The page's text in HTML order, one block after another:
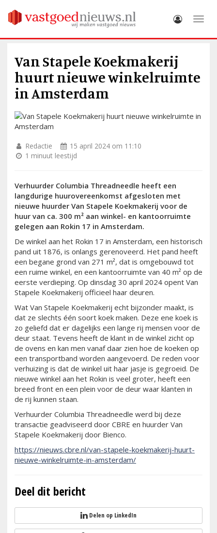
Van Stapele Koekmakerij
huurt nieuwe winkelruimte
in Amsterdam
Redactie
15 april 2024 om 11:10
1 minuut leestijd
Verhuurder Columbia Threadneedle heeft een
langdurige huurovereenkomst afgesloten met
nieuwe huurder Van Stapele Koekmakerij voor de
huur van ca. 300 m² aan winkel- en kantoorruimte
gelegen aan Rokin 17 in Amsterdam.
De winkel aan het Rokin 17 in Amsterdam, een historisch
pand uit 1876, is onlangs gerenoveerd. Het pand heeft
een begane grond van 271 m², dat is omgebouwd tot
een ruime winkel, en een kantoorruimte van 40 m² op de
eerste verdieping. Op dinsdag 30 april 2024 opent Van
Stapele Koekmakerij officieel haar deuren.
Wat Van Stapele Koekmakerij echt bijzonder maakt, is
dat ze slechts één soort koek maken. Deze ene koek is
zo geliefd dat er dagelijks een lange rij mensen voor de
deur staat. Tevens heeft de klant in de winkel zicht op
de ovens en kan men vanaf daar zien hoe de koeken op
een transportband worden aangevoerd. De reden voor
verhuizing is dat de winkel uit haar jasje is gegroeid. De
nieuwe winkel aan het Rokin is veel groter, heeft een
breed front en een plein voor de deur waar klanten in
de rij kunnen staan.
Verhuurder Columbia Threadneedle werd bij deze
transactie geadviseerd door CBRE en huurder Van
Stapele Koekmakerij door Bienco.
https://nieuws.cbre.nl/van-stapele-koekmakerij-huurt-
nieuwe-winkelruimte-in-amsterdam/
Deel dit bericht
Delen op LinkedIn